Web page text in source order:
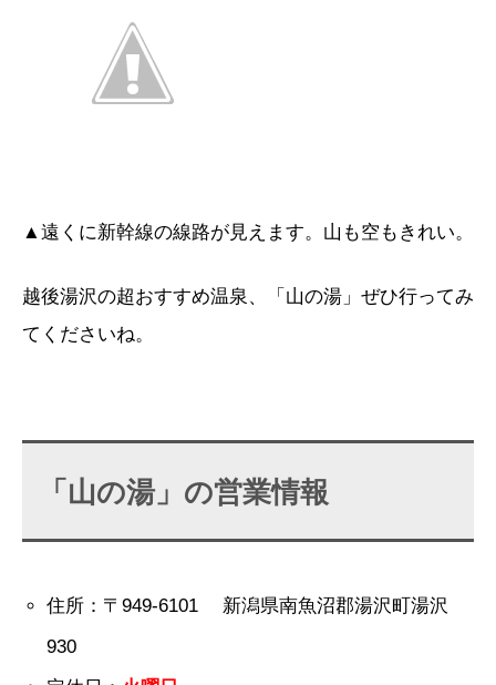
▲遠くに新幹線の線路が見えます。山も空もきれい。
越後湯沢の超おすすめ温泉、「山の湯」ぜひ行ってみ
てくださいね。
「山の湯」の営業情報
住所：〒949-6101 新潟県南魚沼郡湯沢町湯沢
930